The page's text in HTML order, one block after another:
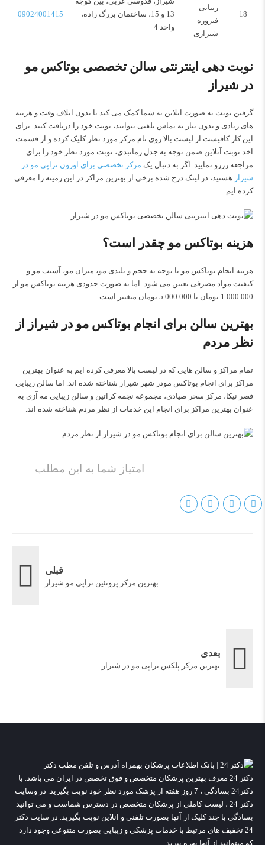
18
زیبایی
فیروزه
شیرازی
13 و 15، ساختمان بزرگ زاده،
واحد 4
09024001415
نوبت دهی اینترنتی سالن تخصصی بوتاکس مو
در شیراز
گرفتن نوبت به صورت انلاین به شما کمک می کند تا بدون اتلاف وقت و هزینه
های زیادی و بدون نیاز به تماس تلفنی بتوانید، نوبت خود را دریافت کنید. برای
این کار کافیست از لیست بالا روی نام مرکز مورد نظر کلیک کرده و از قسمت
اخذ نوبت آنلاین ضمن توجه به جدل زمانبدی، نوبت مورد نظر خود را برای
مراجعه رزرو نمایید. اگر به دنبال یک مرکز تخصصی برای اوزون تراپی مو در
شیراز هستید، در لینک درج شده برخی از بهترین مراکز در این زمینه را معرفی
کرده ایم.
هزینه بوتاکس مو چقدر است؟
هزینه انجام بوتاکس مو با توجه به حجم و بلندی مو، میزان مو، آسیب مو و
کیفیت مواد مصرفی تعیین می شود. اما به صورت حدودی هزینه بوتاکس مو از
1.000.000 تومان تا 5.000.000 تومان متغییر است.
بهترین سالن برای انجام بوتاکس مو در شیراز از
نظر مردم
تمام مراکز و سالن هایی که در لیست بالا معرفی کرده ایم به عنوان بهترین
مراکز برای انجام بوتاکس مودر شهر شیراز شناخته شده اند. اما سالن زیبایی
قصر نیکا، مرکز سحر صیادی، مجموعه نجمه کراتین و سالن زیبایی مه آزی به
عنوان بهترین مراکز برای انجام این خدمات از نظر مردم شناخته شده اند.
امتیاز شما به این مطلب
قبلی
بهترین مرکز پروتئین تراپی مو شیراز
بعدی
بهترین مرکز پلکس تراپی مو در شیراز
دکتر 24
معرف بهترین پزشکان متخصص و فوق تخصص در ایران می باشد. با
دکتر24 بسادگی ، 7 روز هفته از پزشک مورد نظر خود نوبت بگیرید. در وسایت
دکتر 24
، لیست کاملی از پزشکان متخصص در دسترس شماست و می توانید
بسادگی با چند کلیک از آنها بصورت تلفنی و انلاین نوبت بگیرید. در سایت دکتر
24 تخفیف های مرتبط با خدمات پزشکی و زیبایی بصورت متنوعی وجود دارد
که میتوانید از آنها بهره ببرید..